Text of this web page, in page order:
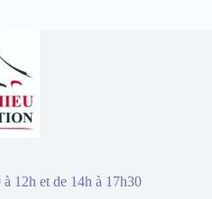
12h et de 14h à 17h30